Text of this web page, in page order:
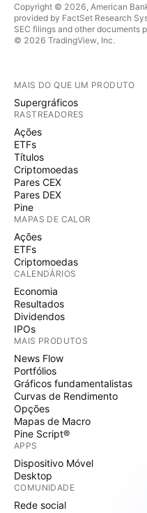
Copyright © 2026, American
provided by FactSet Research
SEC filings and other documents
© 2026 TradingView, Inc.
MAIS DO QUE UM PRODUTO
Supergráficos
RASTREADORES
Ações
ETFs
Títulos
Criptomoedas
Pares CEX
Pares DEX
Pine
MAPAS DE CALOR
Ações
ETFs
Criptomoedas
CALENDÁRIOS
Economia
Resultados
Dividendos
IPOs
MAIS PRODUTOS
News Flow
Portfólios
Gráficos fundamentalistas
Curvas de Rendimento
Opções
Mapas de Macro
Pine Script®
APPS
Dispositivo Móvel
Desktop
COMUNIDADE
Rede social